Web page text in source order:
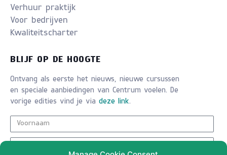
Verhuur praktijk
Voor bedrijven
Kwaliteitscharter
BLIJF OP DE HOOGTE
Ontvang als eerste het nieuws, nieuwe cursussen
en speciale aanbiedingen van Centrum voelen. De
vorige edities vind je via deze link.